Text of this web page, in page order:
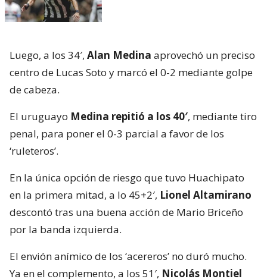
Luego, a los 34′, Alan Medina aprovechó un preciso
centro de Lucas Soto y marcó el 0-2 mediante golpe
de cabeza.
El uruguayo Medina repitió a los 40′, mediante tiro
penal, para poner el 0-3 parcial a favor de los
‘ruleteros’.
En la única opción de riesgo que tuvo Huachipato
en la primera mitad, a lo 45+2′, Lionel Altamirano
descontó tras una buena acción de Mario Briceño
por la banda izquierda.
El envión anímico de los ‘acereros’ no duró mucho.
Ya en el complemento, a los 51′, Nicolás Montiel